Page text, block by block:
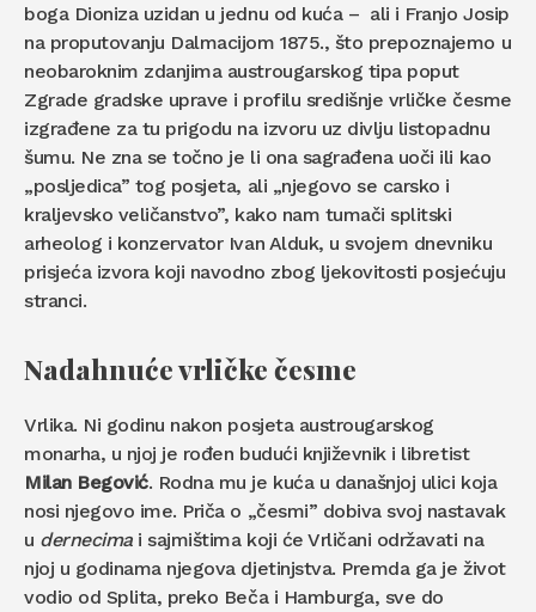
boga Dioniza uzidan u jednu od kuća – ali i Franjo Josip
na proputovanju Dalmacijom 1875., što prepoznajemo u
neobaroknim zdanjima austrougarskog tipa poput
Zgrade gradske uprave i profilu središnje vrličke česme
izgrađene za tu prigodu na izvoru uz divlju listopadnu
šumu. Ne zna se točno je li ona sagrađena uoči ili kao
„posljedica” tog posjeta, ali „njegovo se carsko i
kraljevsko veličanstvo”, kako nam tumači splitski
arheolog i konzervator Ivan Alduk, u svojem dnevniku
prisjeća izvora koji navodno zbog ljekovitosti posjećuju
stranci.
Nadahnuće vrličke česme
Vrlika. Ni godinu nakon posjeta austrougarskog
monarha, u njoj je rođen budući književnik i libretist
Milan Begović. Rodna mu je kuća u današnjoj ulici koja
nosi njegovo ime. Priča o „česmi” dobiva svoj nastavak
u dernecimai sajmištima koji će Vrličani održavati na
njoj u godinama njegova djetinjstva. Premda ga je život
vodio od Splita, preko Beča i Hamburga, sve do